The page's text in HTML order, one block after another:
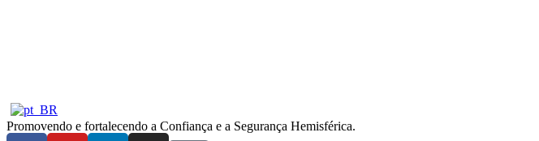
Promovendo e fortalecendo a Confiança e a Segurança Hemisférica.